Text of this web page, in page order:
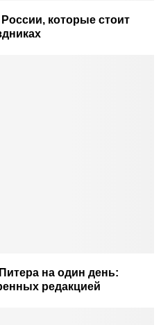
которые стоит
на один день:
редакцией